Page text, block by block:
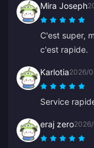
Mira Joseph
C'est super,
c'est rapide.
Karlotia2026/
Service
eraj zero